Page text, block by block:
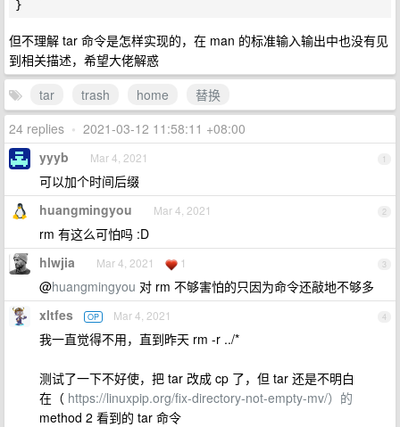
但不理解 tar 命令是怎样实现的，在 man 的标准输入输出中也没有见
到相关描述，希望大佬解惑
tar
trash home
替换
24 replies • 2021-03-12 11:58:11 +08:00
1
yyyb Mar 4, 2021
可以加个时间后缀
2
huangmingyou Mar 4, 2021
rm 有这么可怕吗 :D
3
hlwjia Mar 4, 2021 1
@huangmingyou 对 rm 不够害怕的只因为命令还敲地不够多
4
xltfes OP Mar 4, 2021
我一直觉得不用，直到昨天 rm -r ../*
测试了一下不好使，把 tar 改成 cp 了，但 tar 还是不明白
在（ https://linuxpip.org/fix-directory-not-empty-mv/）的
method 2 看到的 tar 命令